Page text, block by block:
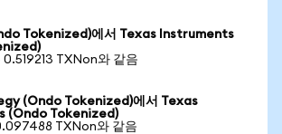
Tokenized)에서 Texas Instruments
0.519213 TXNon와 같음
(Ondo Tokenized)에서 Texas
(Ondo Tokenized)
TXNon와 같음